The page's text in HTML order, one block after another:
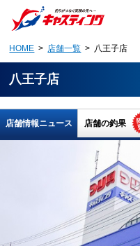
HOME > 店舗一覧 > 八王子店
八王子店
店舗情報ニュース 店舗の釣果